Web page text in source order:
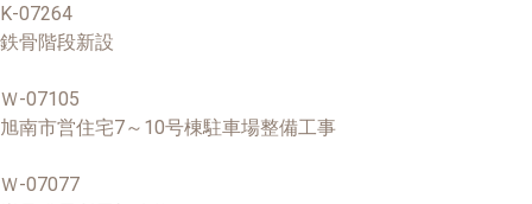
K-07264
鉄骨階段新設
Ｗ-07105
旭南市営住宅7～10号棟駐車場整備工事
Ｗ-07077